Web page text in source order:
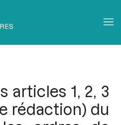
articles 1, 2, 3
rédaction) du